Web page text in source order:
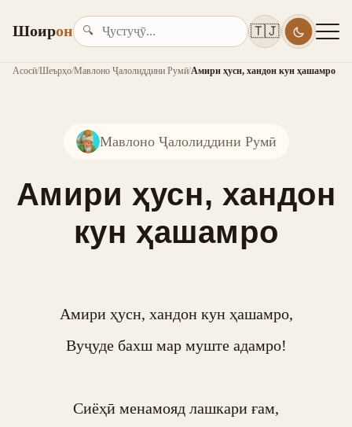
Шоирон 🔍 🇹🇯
Асосӣ/Шеърҳо/Мавлоно Ҷалолиддини Румӣ/Амири ҳусн, хандон кун ҳашамро
Мавлоно Ҷалолиддини Румӣ
Амири ҳусн, хандон
кун ҳашамро
Амири ҳусн, хандон кун ҳашамро,
Вуҷуде бахш мар муште адамро!
Сиёҳӣ менамояд лашкари ғам,